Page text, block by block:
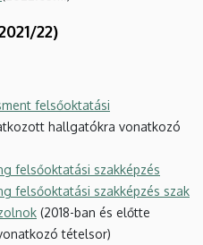
22)
felsőoktatási
hallgatókra vonatkozó
felsőoktatási szakképzés
felsőoktatási szakképzés szak
(2018-ban és előtte
tételsor)